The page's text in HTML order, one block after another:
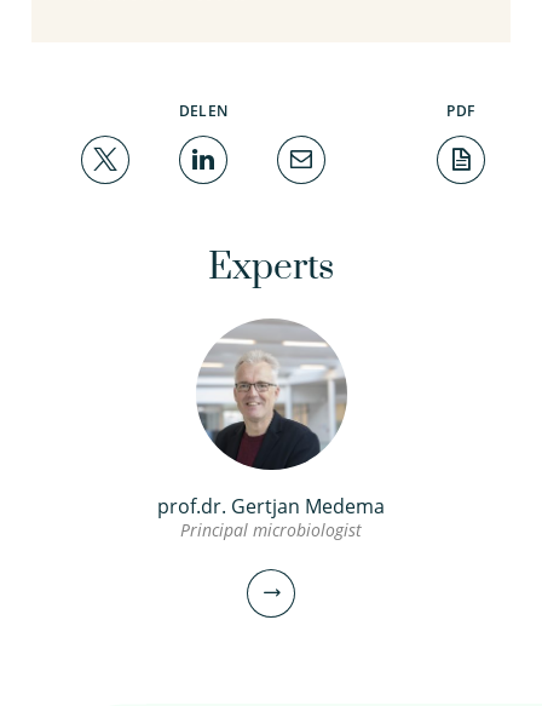
DELEN PDF
Experts
prof.dr. Gertjan Medema
Principal microbiologist